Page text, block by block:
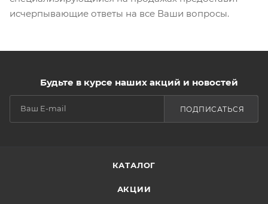
исчерпывающие ответы на все Ваши вопросы.
Будьте в курсе наших акций и новостей
ПОДПИСАТЬСЯ
КАТАЛОГ
АКЦИИ